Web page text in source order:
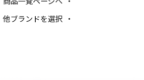
他ブランドを選択